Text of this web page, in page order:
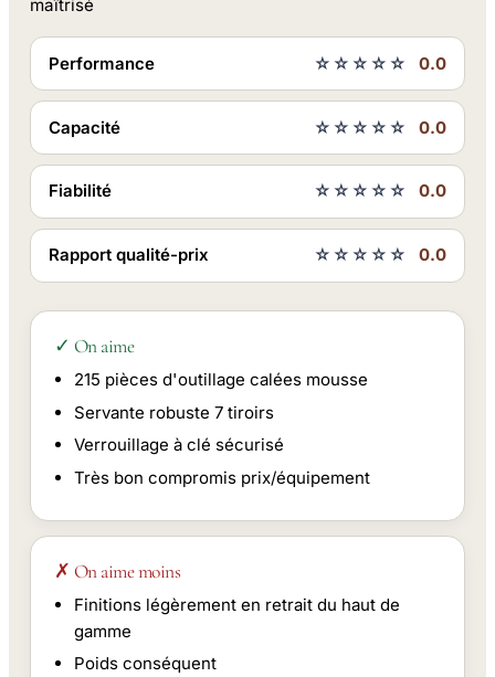
maîtrisé
Performance ☆☆☆☆☆ 0.0
Capacité ☆☆☆☆☆ 0.0
Fiabilité ☆☆☆☆☆ 0.0
Rapport qualité-prix ☆☆☆☆☆ 0.0
✓ On aime
215 pièces d'outillage calées mousse
Servante robuste 7 tiroirs
Verrouillage à clé sécurisé
Très bon compromis prix/équipement
✗ On aime moins
Finitions légèrement en retrait du haut de
gamme
Poids conséquent